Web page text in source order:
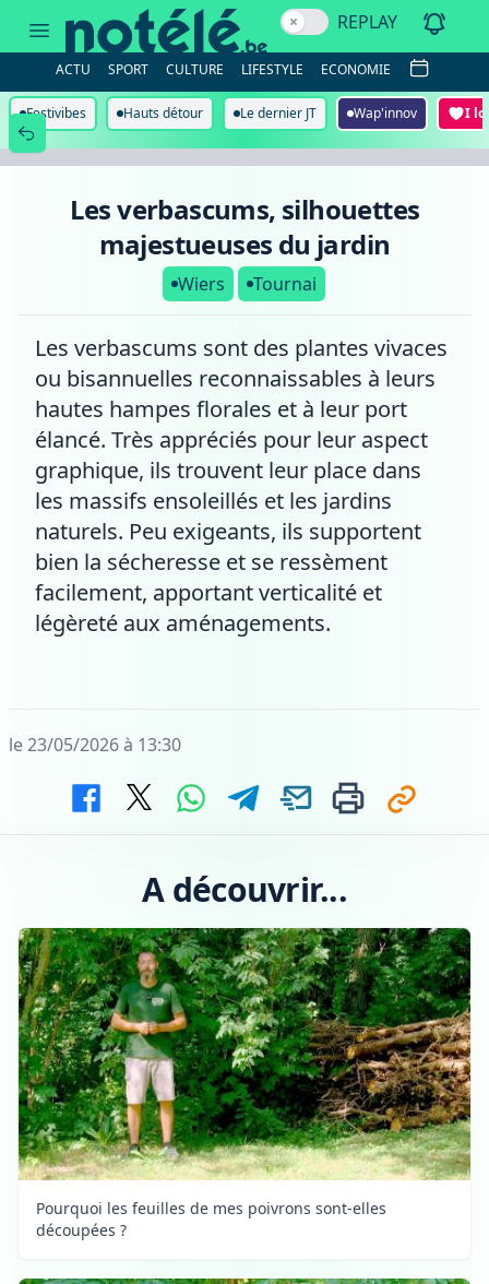
verbascums,
silhouettes
majestueuses
jardin
REPLAY
ACTU SPORT CULTURE LIFESTYLE ECONOMIE
Festivibes Hauts détour Le dernier JT Wap'innov I
Les verbascums, silhouettes
majestueuses du jardin
Wiers Tournai
Les verbascums sont des plantes vivaces
ou bisannuelles reconnaissables à leurs
hautes hampes florales et à leur port
élancé. Très appréciés pour leur aspect
graphique, ils trouvent leur place dans
les massifs ensoleillés et les jardins
naturels. Peu exigeants, ils supportent
bien la sécheresse et se ressèment
facilement, apportant verticalité et
légèreté aux aménagements.
le 23/05/2026 à 13:30
A découvrir...
Pourquoi les feuilles de mes poivrons sont-elles
découpées ?